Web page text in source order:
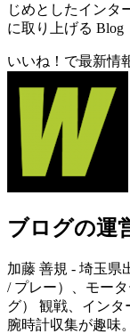
じめとしたインタ
に取り上げる Blog
いいね！で最新情
ブログの運
加藤 善規 - 埼玉県
/ プレー）、モー
グ） 観戦、インタ
腕時計収集が趣味